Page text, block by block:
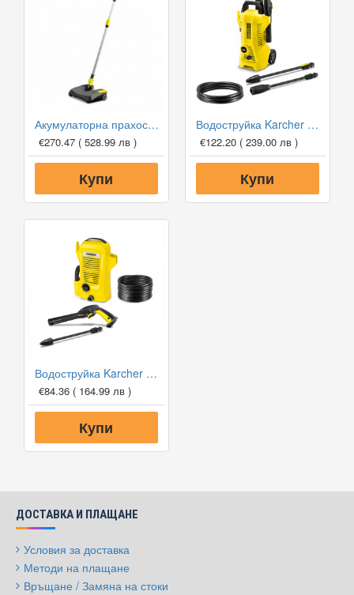
Акумулаторна прахосмукачка Karcher EB 30/1 Li-Ion
€270.47 ( 528.99 лв )
Купи
Водоструйка Karcher K2 Power Control
€122.20 ( 239.00 лв )
Купи
Водоструйка Karcher K2 OPP
€84.36 ( 164.99 лв )
Купи
ДОСТАВКА И ПЛАЩАНЕ
Условия за доставка
Методи на плащане
Връщане / Замяна на стоки